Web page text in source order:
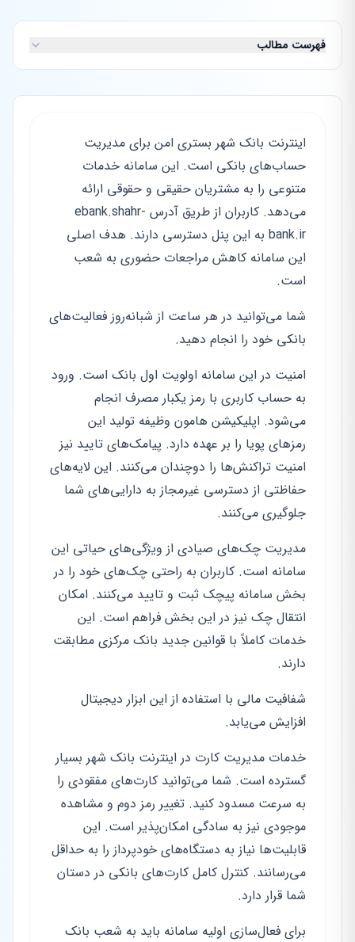
فهرست مطالب
اینترنت بانک شهر بستری امن برای مدیریت
حساب‌های بانکی است. این سامانه خدمات
متنوعی را به مشتریان حقیقی و حقوقی ارائه
می‌دهد. کاربران از طریق آدرس ebank.shahr-
bank.ir به این پنل دسترسی دارند. هدف اصلی
این سامانه کاهش مراجعات حضوری به شعب
است.
شما می‌توانید در هر ساعت از شبانه‌روز فعالیت‌های
بانکی خود را انجام دهید.
امنیت در این سامانه اولویت اول بانک است. ورود
به حساب کاربری با رمز یکبار مصرف انجام
می‌شود. اپلیکیشن هامون وظیفه تولید این
رمزهای پویا را بر عهده دارد. پیامک‌های تایید نیز
امنیت تراکنش‌ها را دوچندان می‌کنند. این لایه‌های
حفاظتی از دسترسی غیرمجاز به دارایی‌های شما
جلوگیری می‌کنند.
مدیریت چک‌های صیادی از ویژگی‌های حیاتی این
سامانه است. کاربران به راحتی چک‌های خود را در
بخش سامانه پیچک ثبت و تایید می‌کنند. امکان
انتقال چک نیز در این بخش فراهم است. این
خدمات کاملاً با قوانین جدید بانک مرکزی مطابقت
دارند.
شفافیت مالی با استفاده از این ابزار دیجیتال
افزایش می‌یابد.
خدمات مدیریت کارت در اینترنت بانک شهر بسیار
گسترده است. شما می‌توانید کارت‌های مفقودی را
به سرعت مسدود کنید. تغییر رمز دوم و مشاهده
موجودی نیز به سادگی امکان‌پذیر است. این
قابلیت‌ها نیاز به دستگاه‌های خودپرداز را به حداقل
می‌رسانند. کنترل کامل کارت‌های بانکی در دستان
شما قرار دارد.
برای فعال‌سازی اولیه سامانه باید به شعب بانک